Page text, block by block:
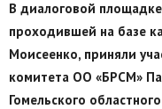
Telegram
В диалоговой
проходившей на базе
Моисеенко, приняли
комитета ОО «БРСМ»
Гомельского